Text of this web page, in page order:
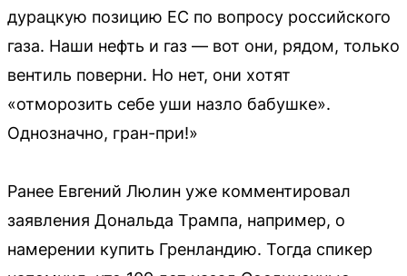
дурацкую позицию ЕС по вопросу российского
газа. Наши нефть и газ — вот они, рядом, только
вентиль поверни. Но нет, они хотят
«отморозить себе уши назло бабушке».
Однозначно, гран-при!»
Ранее Евгений Люлин уже комментировал
заявления Дональда Трампа, например, о
намерении купить Гренландию. Тогда спикер